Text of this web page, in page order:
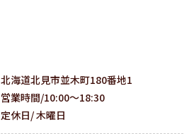
北海道北見市並木町180番地1
営業時間/10:00～18:30
定休日/ 木曜日